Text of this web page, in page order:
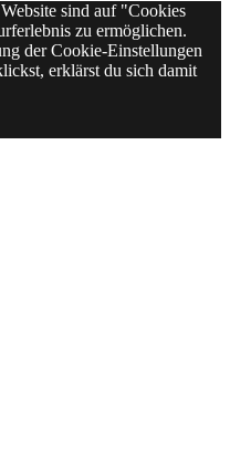
sind auf "Cookies
zu ermöglichen.
der Cookie-Einstellungen
erklärst du sich damit